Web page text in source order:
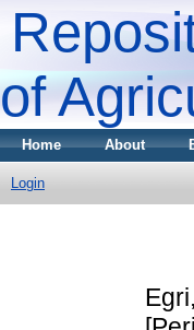
of
Home About
Login